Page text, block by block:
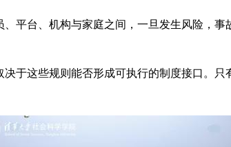
平台、机构与家庭之间，一旦发生风险，
于这些规则能否形成可执行的制度接口。